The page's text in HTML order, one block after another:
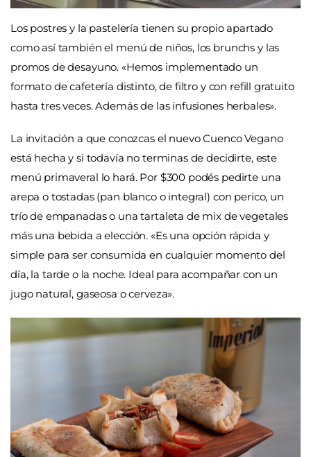
Los postres y la pastelería tienen su propio apartado
como así también el menú de niños, los brunchs y las
promos de desayuno. «Hemos implementado un
formato de cafetería distinto, de filtro y con refill gratuito
hasta tres veces. Además de las infusiones herbales».
La invitación a que conozcas el nuevo Cuenco Vegano
está hecha y si todavía no terminas de decidirte, este
menú primaveral lo hará. Por $300 podés pedirte una
arepa o tostadas (pan blanco o integral) con perico, un
trío de empanadas o una tartaleta de mix de vegetales
más una bebida a elección. «Es una opción rápida y
simple para ser consumida en cualquier momento del
día, la tarde o la noche. Ideal para acompañar con un
jugo natural, gaseosa o cerveza».